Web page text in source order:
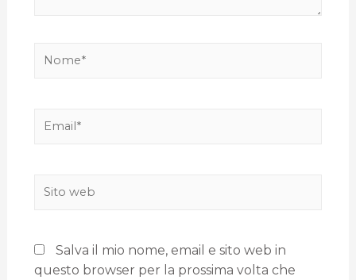
Salva il mio nome, email e sito web in
questo browser per la prossima volta che